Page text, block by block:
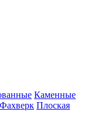
Каменные
Фахверк Плоская